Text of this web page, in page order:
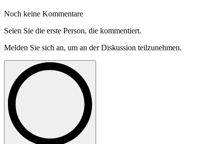
Noch keine Kommentare
Seien Sie die erste Person, die kommentiert.
Melden Sie sich an, um an der Diskussion teilzunehmen.